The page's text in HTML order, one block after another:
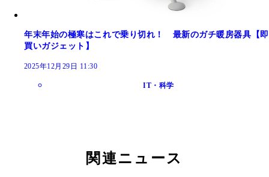
年末年始の極寒はこれで乗り切れ！ 最新のガチ暖房器具【即
買いガジェット】
2025年12月29日 11:30
IT・科学
関連ニュース